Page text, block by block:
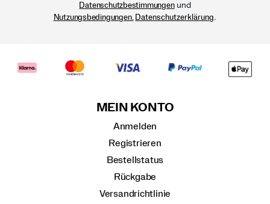
Datenschutzbestimmungenund
Nutzungsbedingungen. Datenschutzerklärung.
MEIN KONTO
Anmelden
Registrieren
Bestellstatus
Rückgabe
Versandrichtlinie